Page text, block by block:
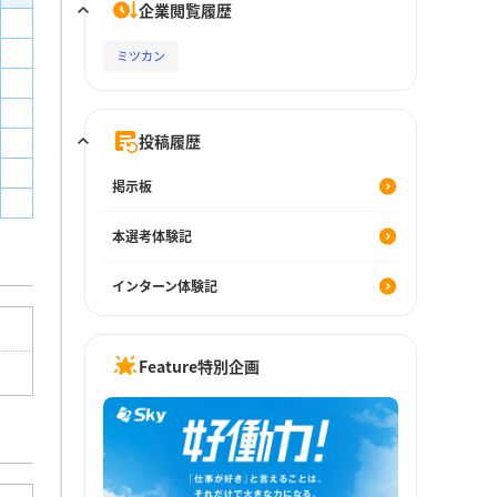
企業閲覧履歴
ミツカン
投稿履歴
掲示板
本選考体験記
インターン体験記
Feature特別企画